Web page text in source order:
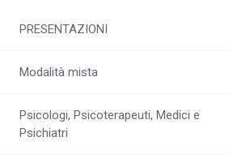
PRESENTAZIONI
Modalità mista
Psicologi, Psicoterapeuti, Medici e
Psichiatri